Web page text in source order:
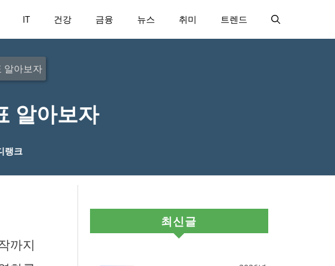
IT 건강 금융 뉴스 취미 트렌드
알아보자
알아보자
랭크
까지
최신글